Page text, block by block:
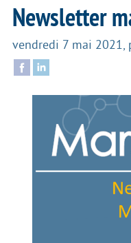
Newsletter
vendredi 7 mai 2021,